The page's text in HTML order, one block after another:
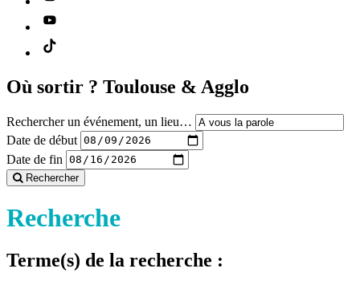
Où sortir ? Toulouse & Agglo
Rechercher un événement, un lieu…
Date de début
Date de fin
Rechercher
Recherche
Terme(s) de la recherche :